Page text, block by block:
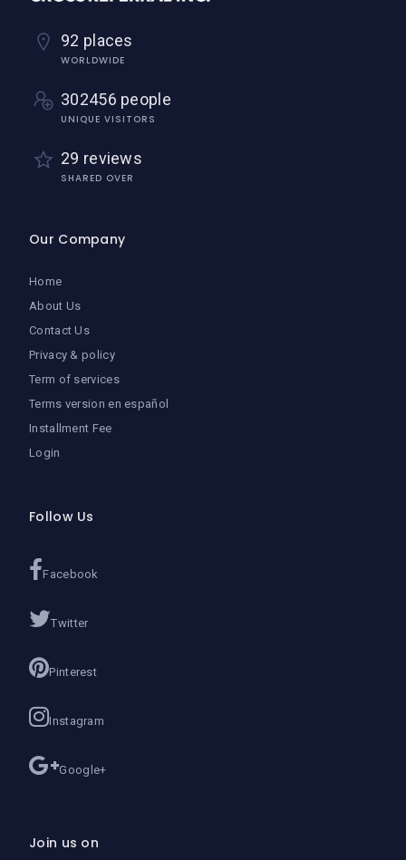
92 places
WORLDWIDE
302456 people
UNIQUE VISITORS
29 reviews
SHARED OVER
Our Company
Home
About Us
Contact Us
Privacy & policy
Term of services
Terms version en español
Installment Fee
Login
Follow Us
Facebook
Twitter
Pinterest
Instagram
Google+
Join us on